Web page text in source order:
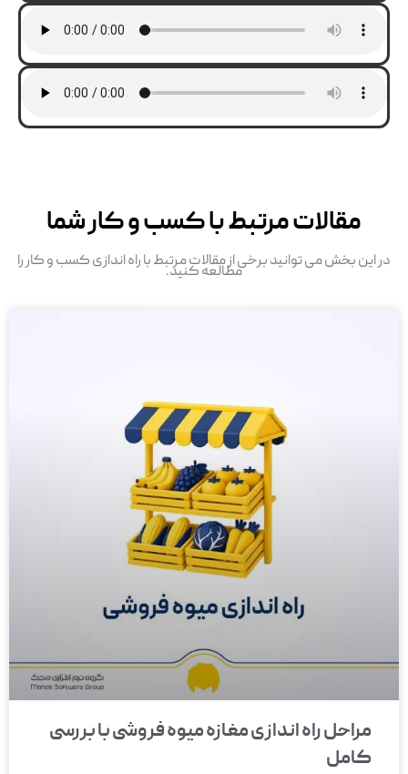
مقالات مرتبط با کسب و کار شما
در این بخش می توانید برخی از مقالات مرتبط با راه اندازی کسب و کار را
مطالعه کنید.
مراحل راه اندازی مغازه میوه فروشی با بررسی
کامل